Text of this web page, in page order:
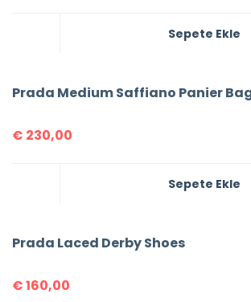
Sepete Ekle
Prada Medium Saffiano Panier
€ 230,00
Sepete Ekle
Prada Laced Derby Shoes
€160,00